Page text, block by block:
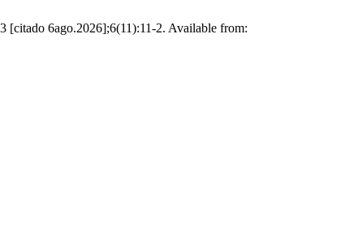
[citado 6ago.2026];6(11):11-2. Available from: